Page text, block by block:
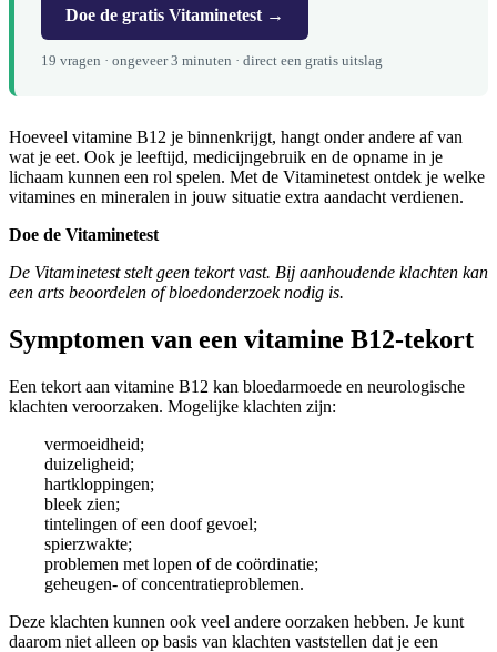
Doe de gratis Vitaminetest →
19 vragen · ongeveer 3 minuten · direct een gratis uitslag
Hoeveel vitamine B12 je binnenkrijgt, hangt onder andere af van
wat je eet. Ook je leeftijd, medicijngebruik en de opname in je
lichaam kunnen een rol spelen. Met de Vitaminetest ontdek je welke
vitamines en mineralen in jouw situatie extra aandacht verdienen.
Doe de Vitaminetest
De Vitaminetest stelt geen tekort vast. Bij aanhoudende klachten kan
een arts beoordelen of bloedonderzoek nodig is.
Symptomen van een vitamine B12-tekort
Een tekort aan vitamine B12 kan bloedarmoede en neurologische
klachten veroorzaken. Mogelijke klachten zijn:
vermoeidheid;
duizeligheid;
hartkloppingen;
bleek zien;
tintelingen of een doof gevoel;
spierzwakte;
problemen met lopen of de coördinatie;
geheugen- of concentratieproblemen.
Deze klachten kunnen ook veel andere oorzaken hebben. Je kunt
daarom niet alleen op basis van klachten vaststellen dat je een